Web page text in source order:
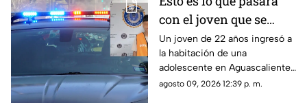
con el joven que se
metió a la habitación
de una adolescente
para tocarla en
Aguascalientes
Un joven de 22 años ingresó a
la habitación de una
adolescente en Aguascalientes
para realizarle tocamientos; te
agosto 09, 2026 12:39 p. m.